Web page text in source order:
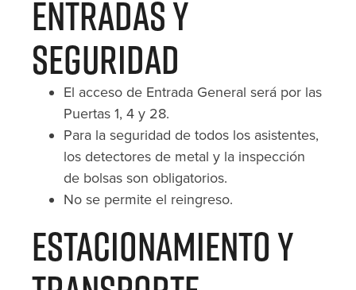
Entradas y
Seguridad
El acceso de Entrada General será por las
Puertas 1, 4 y 28.
Para la seguridad de todos los asistentes,
los detectores de metal y la inspección
de bolsas son obligatorios.
No se permite el reingreso.
Estacionamiento y